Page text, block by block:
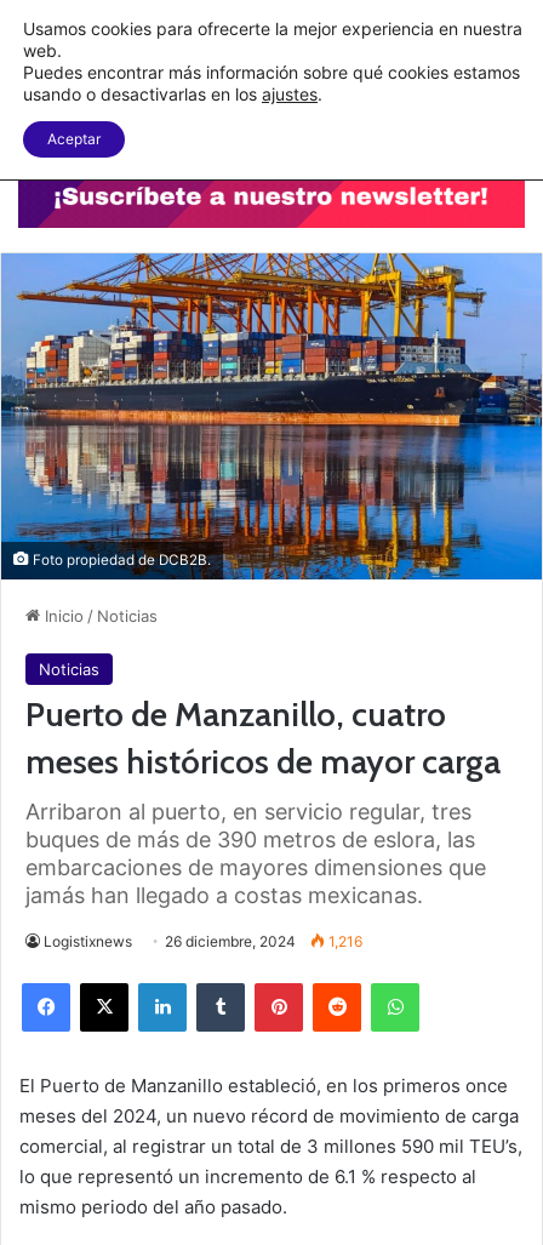
C&A México completa la implementación de su WMS en la nube
Menu
Foto propiedad de DCB2B.
Inicio / Noticias
Noticias
Puerto de Manzanillo, cuatro
meses históricos de mayor carga
Arribaron al puerto, en servicio regular, tres
buques de más de 390 metros de eslora, las
embarcaciones de mayores dimensiones que
jamás han llegado a costas mexicanas.
Logistixnews 26 diciembre, 2024 1,216
El Puerto de Manzanillo estableció, en los primeros once
meses del 2024, un nuevo récord de movimiento de carga
comercial, al registrar un total de 3 millones 590 mil TEU’s,
lo que representó un incremento de 6.1 % respecto al
mismo periodo del año pasado.
Usamos cookies para ofrecerte la mejor experiencia en nuestra
web.
Puedes encontrar más información sobre qué cookies estamos
usando o desactivarlas en los ajustes.
Aceptar